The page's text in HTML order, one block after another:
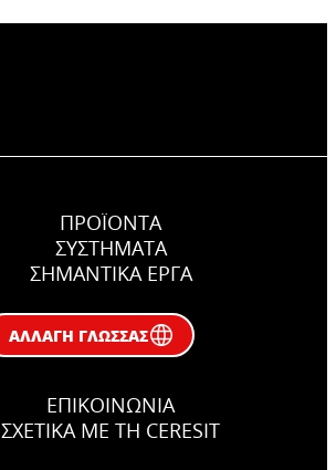
ΠΡΟΪΟΝΤΑ
ΣΥΣΤΉΜΑΤΑ
ΣΗΜΑΝΤΙΚΆ ΕΡΓΑ
ΑΛΛΑΓΉ ΓΛΏΣΣΑΣ
ΕΠΙΚΟΙΝΩΝΊΑ
ΣΧΕΤΙΚΆ ΜΕ ΤΗ CERESIT